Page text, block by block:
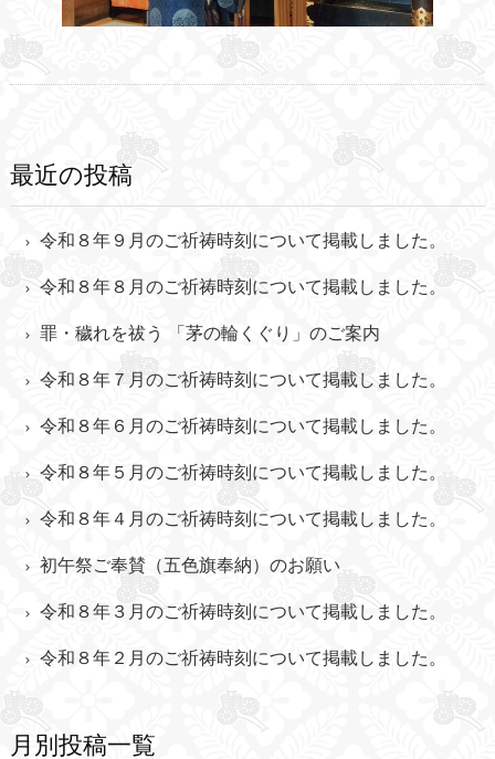
最近の投稿
令和８年９月のご祈祷時刻について掲載しました。
令和８年８月のご祈祷時刻について掲載しました。
罪・穢れを祓う 「茅の輪くぐり」のご案内
令和８年７月のご祈祷時刻について掲載しました。
令和８年６月のご祈祷時刻について掲載しました。
令和８年５月のご祈祷時刻について掲載しました。
令和８年４月のご祈祷時刻について掲載しました。
初午祭ご奉賛（五色旗奉納）のお願い
令和８年３月のご祈祷時刻について掲載しました。
令和８年２月のご祈祷時刻について掲載しました。
月別投稿一覧